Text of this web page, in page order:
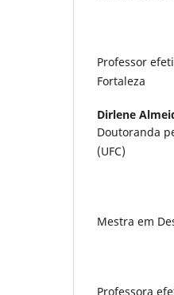
Professor
Fortaleza
Dirlene
Doutoranda
(UFC)
Mestra em
Professora